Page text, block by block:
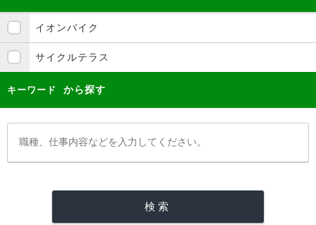
イオンバイク
サイクルテラス
キーワード から探す